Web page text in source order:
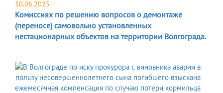
30.06.2025
Комиссиях по решению вопросов о демонтаже
(переносе) самовольно установленных
нестационарных объектов на территории Волгограда.